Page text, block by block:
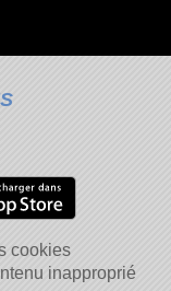
cookies
inapproprié